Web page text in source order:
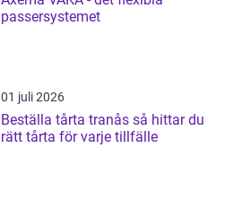
passersystemet
01 juli 2026
Beställa tårta tranås så hittar du
rätt tårta för varje tillfälle